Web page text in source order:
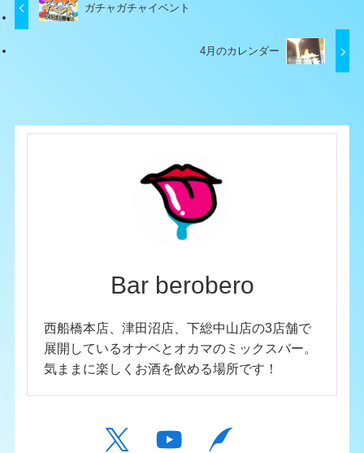
ガチャガチャイベント
4月のカレンダー
Bar berobero
西船橋本店、津田沼店、下総中山店の3店舗で
展開しているオナベとオカマのミックスバー。
気ままに楽しくお酒を飲める場所です！